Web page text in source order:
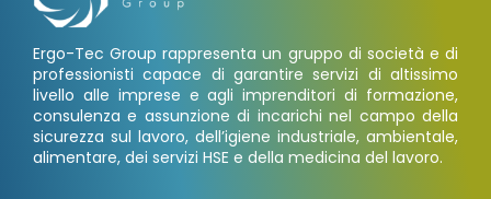
Ergo-Tec Group rappresenta un gruppo di società e di
professionisti capace di garantire servizi di altissimo
livello alle imprese e agli imprenditori di formazione,
consulenza e assunzione di incarichi nel campo della
sicurezza sul lavoro, dell’igiene industriale, ambientale,
alimentare, dei servizi HSE e della medicina del lavoro.